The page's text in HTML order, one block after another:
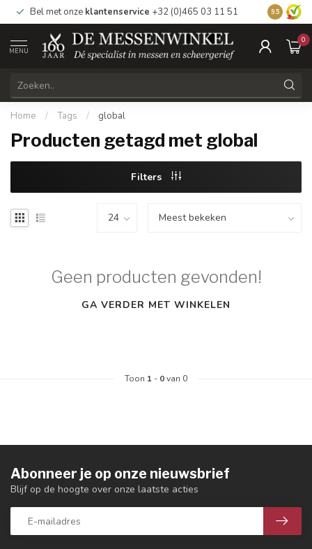
Bel met onze klantenservice +32 (0)465 03 11 51 Bezoek
9.5
MENU
0
Home / Tags / global
Producten getagd met global
Filters
Geen producten gevonden!
GA VERDER MET WINKELEN
Toon 1 - 0van 0
Abonneer je op onze nieuwsbrief
Blijf op de hoogte over onze laatste acties